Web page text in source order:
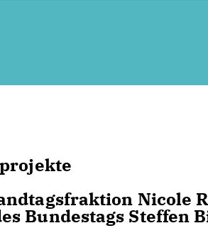
Nicole
Bundestags Steffen